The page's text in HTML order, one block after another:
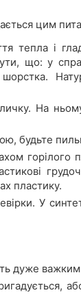
цим
тепла і
що: у
На
будьте
горілого
пластику.
У
дуже